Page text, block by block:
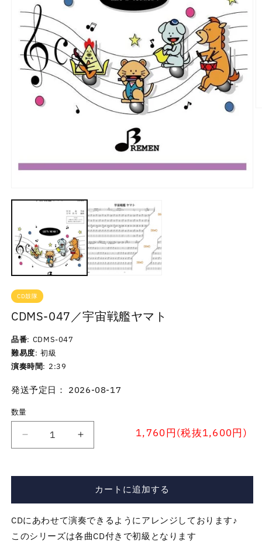
CD鼓隊
CDMS-047／宇宙戦艦ヤマト
品番 CDMS-047
難易度
初級
演奏時間
2:39
発送予定日： 2026-08-17
数量
CDMS-
艦
ヤ
CDMS-
艦
ヤ
1,760円(税抜1,600円)
カートに追加する
CDにあわせて演奏できるようにアレンジしております♪
このシリーズは各曲CD付きで初級となります